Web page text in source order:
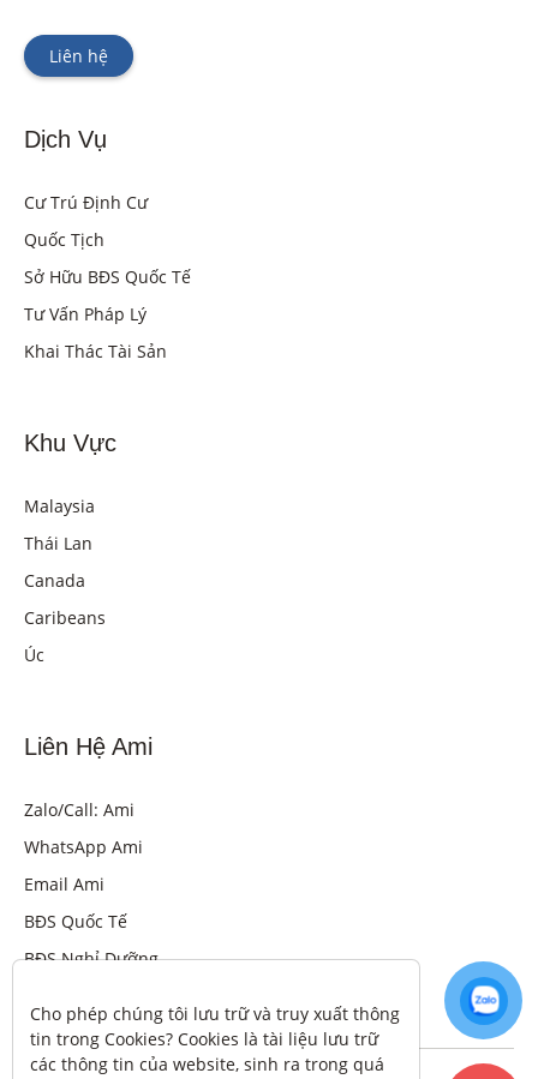
Liên hệ
Dịch Vụ
Cư Trú Định Cư
Quốc Tịch
Sở Hữu BĐS Quốc Tế
Tư Vấn Pháp Lý
Khai Thác Tài Sản
Khu Vực
Malaysia
Thái Lan
Canada
Caribeans
Úc
Liên Hệ Ami
Zalo/Call: Ami
WhatsApp Ami
Email Ami
BĐS Quốc Tế
BĐS Nghỉ Dưỡng
Cho phép chúng tôi lưu trữ và truy xuất thông
tin trong Cookies? Cookies là tài liệu lưu trữ
các thông tin của website, sinh ra trong quá